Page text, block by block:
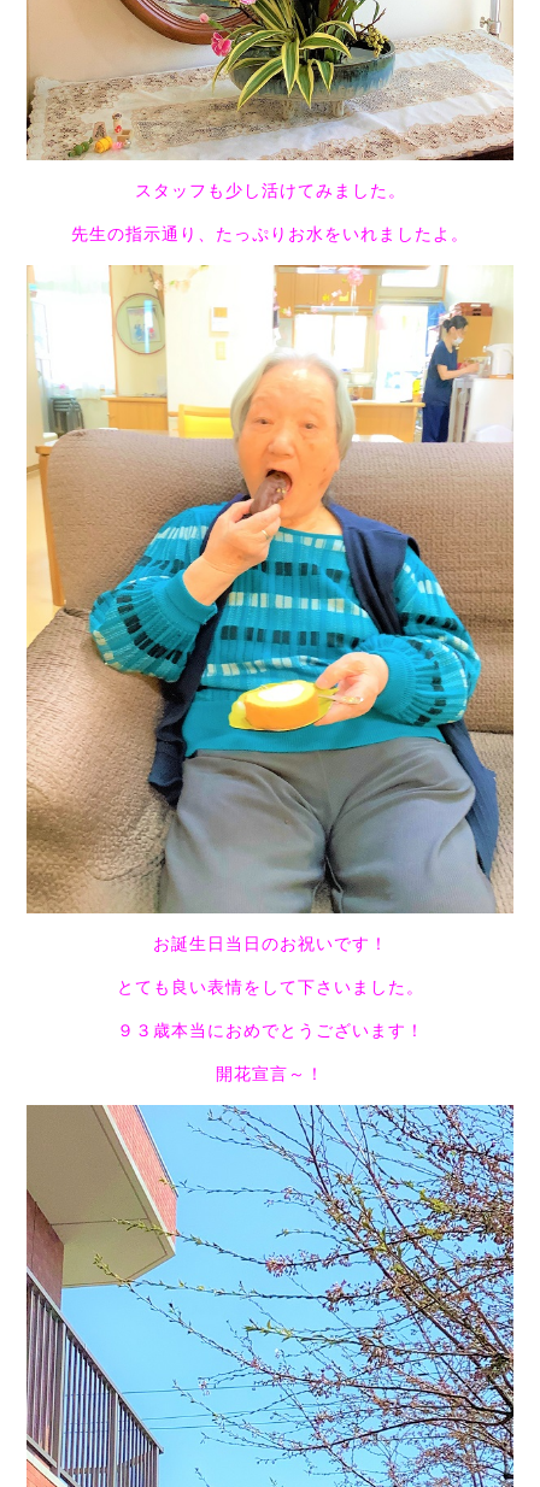
スタッフも少し活けてみました。
先生の指示通り、たっぷりお水をいれましたよ。
お誕生日当日のお祝いです！
とても良い表情をして下さいました。
９３歳本当におめでとうございます！
開花宣言～！